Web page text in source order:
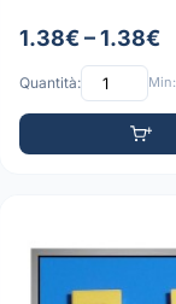
1.38€ – 1.38€
Quantità: Min: